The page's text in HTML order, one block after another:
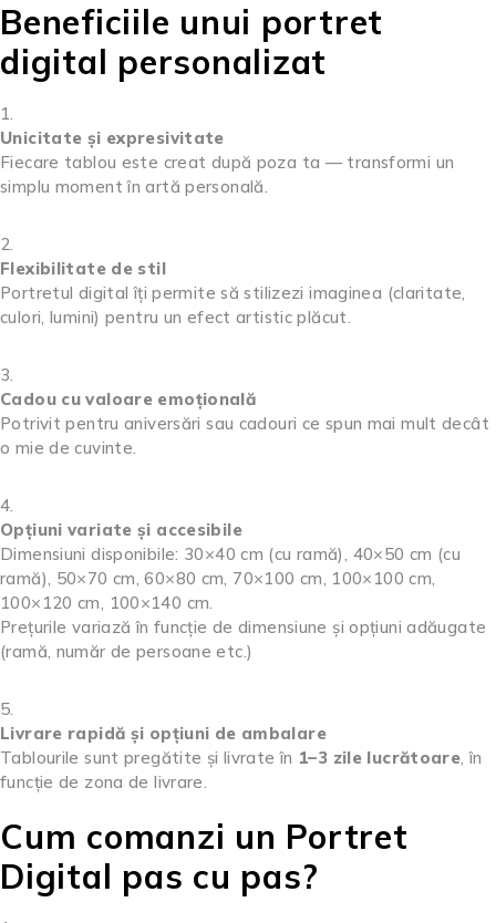
Beneficiile unui portret
digital personalizat
Unicitate și expresivitate
Fiecare tablou este creat după poza ta — transformi un
simplu moment în artă personală.
Flexibilitate de stil
Portretul digital îți permite să stilizezi imaginea (claritate,
culori, lumini) pentru un efect artistic plăcut.
Cadou cu valoare emoțională
Potrivit pentru aniversări sau cadouri ce spun mai mult decât
o mie de cuvinte.
Opțiuni variate și accesibile
Dimensiuni disponibile: 30×40 cm (cu ramă), 40×50 cm (cu
ramă), 50×70 cm, 60×80 cm, 70×100 cm, 100×100 cm,
100×120 cm, 100×140 cm.
Prețurile variază în funcție de dimensiune și opțiuni adăugate
(ramă, număr de persoane etc.)
Livrare rapidă și opțiuni de ambalare
Tablourile sunt pregătite și livrate în 1–3 zile lucrătoare, în
funcție de zona de livrare.
Cum comanzi un Portret
Digital pas cu pas?